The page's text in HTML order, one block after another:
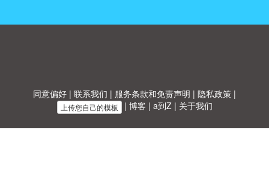
同意偏好 | 联系我们 | 服务条款和免责声明 | 隐私政策 |
上传您自己的模板 | 博客 | a到Z| 关于我们
Allbusinesstemplates.com是由Ren-IT于 2026 开发的网站 © ABT ltd.